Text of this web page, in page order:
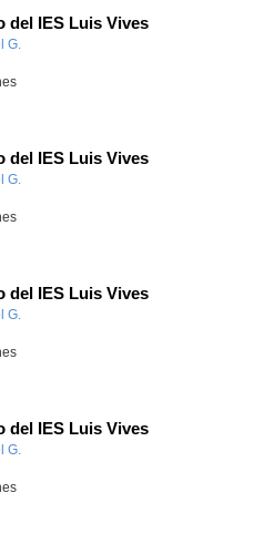
del IES Luis Vives
G.
del IES Luis Vives
G.
del IES Luis Vives
G.
del IES Luis Vives
G.